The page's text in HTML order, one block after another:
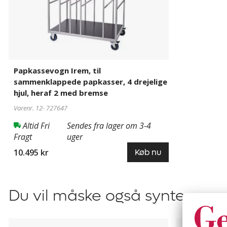
Papkassevogn Irem, til
sammenklappede papkasser, 4 drejelige
hjul, heraf 2 med bremse
Varenr. 12- 727647
Altid Fri
Fragt
Sendes fra lager om 3-4
uger
10.495 kr
Køb nu
Du vil måske også syntes om
Plukvogn